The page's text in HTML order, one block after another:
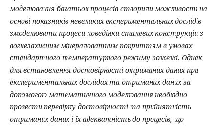
моделювання багатьох процесів створили можливості на
основі показників невеликих експериментальних дослідів
змоделювати процеси поведінки сталевих конструкцій з
вогнезахисним мінераловатним покриттям в умовах
стандартного температурного режиму пожежі. Однак
для встановлення достовірності отриманих даних при
експериментальних дослідах та отриманих даних за
допомогою математичного моделювання необхідно
провести перевірку достовірності та прийнятність
отриманих даних і їх адекватність до процесів, що